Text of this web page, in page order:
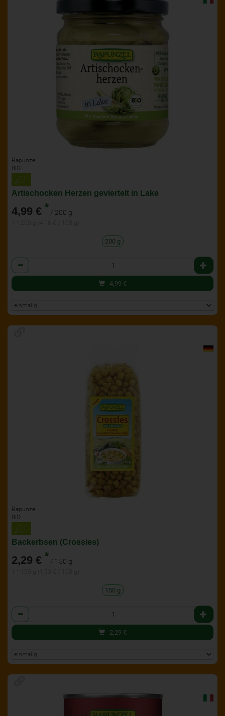
Rapunzel
BIO
Artischocken Herzen geviertelt in Lake
4,99 € * / 200 g
200 g
Anzahl
4,99 €
Rapunzel
BIO
Backerbsen (Crossies)
2,29 € * / 150 g
150 g
Anzahl
2,29 €